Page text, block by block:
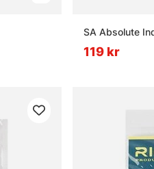
SA Absolute
119 kr